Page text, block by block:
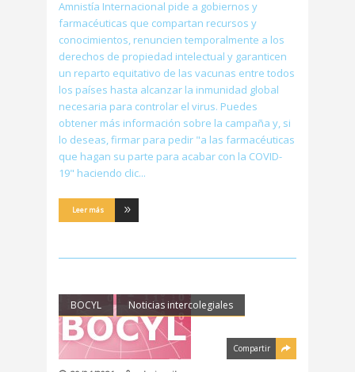
Amnistía Internacional pide a gobiernos y
farmacéuticas que compartan recursos y
conocimientos, renuncien temporalmente a los
derechos de propiedad intelectual y garanticen
un reparto equitativo de las vacunas entre todos
los países hasta alcanzar la inmunidad global
necesaria para controlar el virus. Puedes
obtener más información sobre la campaña y, si
lo deseas, firmar para pedir "a las farmacéuticas
que hagan su parte para acabar con la COVID-
19" haciendo clic
Leer más
BOCYL Noticias intercolegiales
Compartir